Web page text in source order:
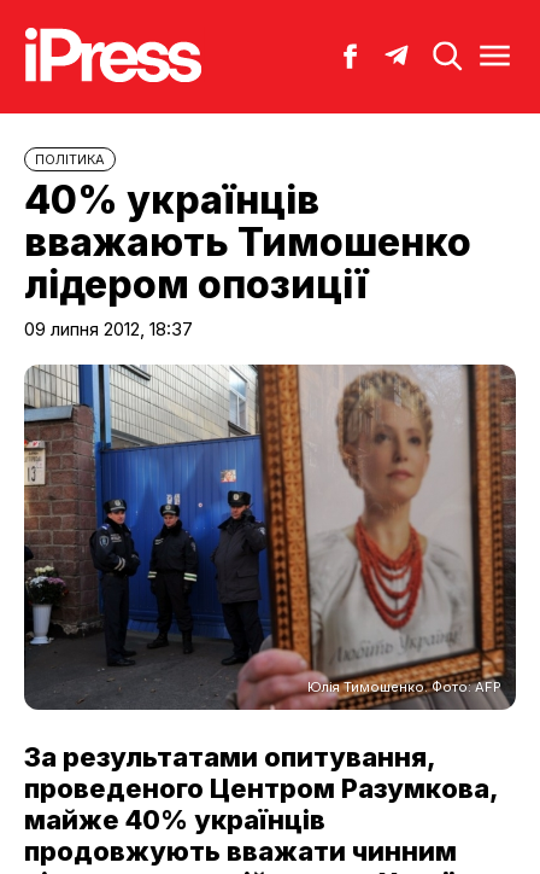
ПОЛІТИКА
40% українців
вважають Тимошенко
лідером опозиції
09 липня 2012, 18:37
Юлія Тимошенко. Фото: AFP
За результатами опитування,
проведеного Центром Разумкова,
майже 40% українців
продовжують вважати чинним